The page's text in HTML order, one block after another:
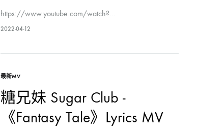
https://www.youtube.com/watch?…
2022-04-12
最新MV
糖兄妹 Sugar Club -
《Fantasy Tale》Lyrics MV